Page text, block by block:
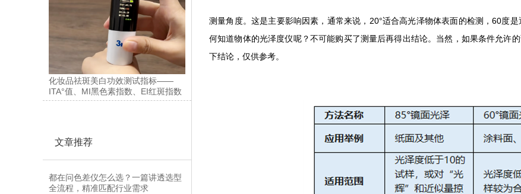
化妆品祛斑美白功效测试指标——
ITA°值、MI黑色素指数、EI红斑指数
文章推荐
都在问色差仪怎么选？一篇讲透选型
全流程，精准匹配行业需求
测量角度。这是主要影响因素，通常来说，20°适合高光泽物体表面的检测，60度
何知道物体的光泽度仪呢？不可能购买了测量后再得出结论。当然，如果条件允许
下结论，仅供参考。